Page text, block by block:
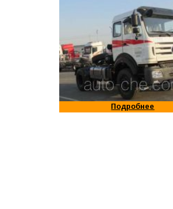
Подробнее